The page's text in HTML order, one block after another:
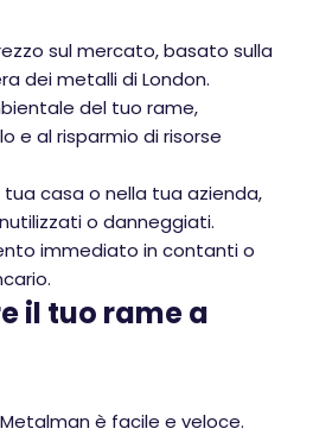
sul mercato, basato sulla
dei metalli di London.
del tuo rame,
e al risparmio di risorse
tua casa o nella tua azienda,
o danneggiati.
immediato in contanti o
il tuo rame a
è facile e veloce.